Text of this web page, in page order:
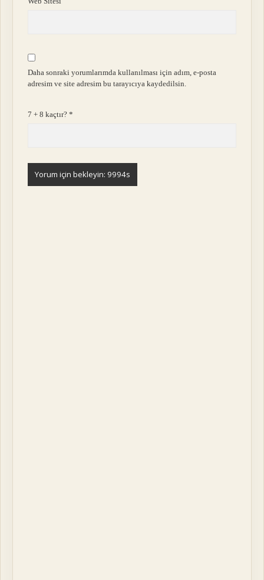
Daha sonraki yorumlarımda kullanılması için adım, e-posta
adresim ve site adresim bu tarayıcıya kaydedilsin.
7 + 8 kaçtır?*